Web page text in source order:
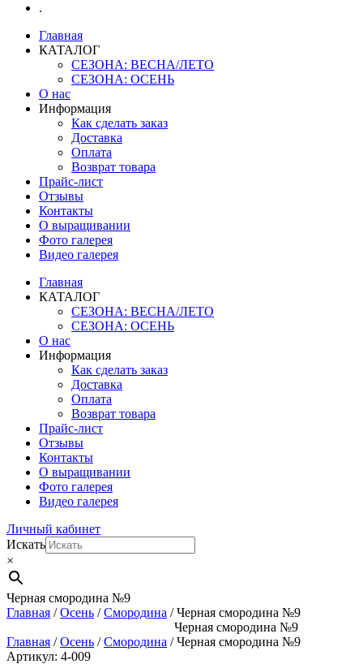
.
Главная
КАТАЛОГ
СЕЗОНА: ВЕСНА/ЛЕТО
СЕЗОНА: ОСЕНЬ
О нас
Информация
Как сделать заказ
Доставка
Оплата
Возврат товара
Прайс-лист
Отзывы
Контакты
О выращивании
Фото галерея
Видео галерея
Главная
КАТАЛОГ
СЕЗОНА: ВЕСНА/ЛЕТО
СЕЗОНА: ОСЕНЬ
О нас
Информация
Как сделать заказ
Доставка
Оплата
Возврат товара
Прайс-лист
Отзывы
Контакты
О выращивании
Фото галерея
Видео галерея
Личный кабинет
Искать
×
Черная смородина №9
Главная /Осень /Смородина / Черная смородина №9
Черная смородина №9
Главная /Осень /Смородина / Черная смородина №9
Артикул: 4-009